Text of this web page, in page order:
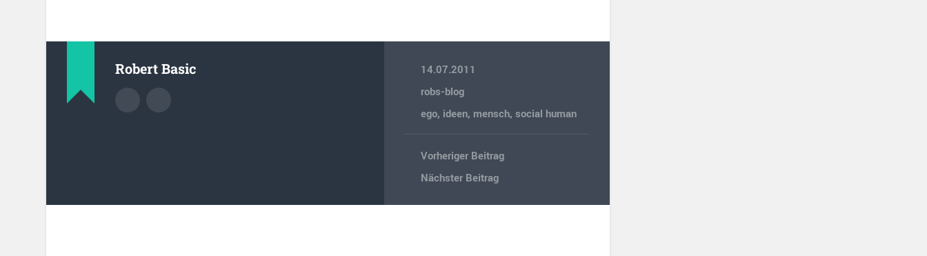
Robert Basic
14.07.2011
robs-blog
ego, ideen, mensch,social human
Vorheriger Beitrag
Nächster Beitrag